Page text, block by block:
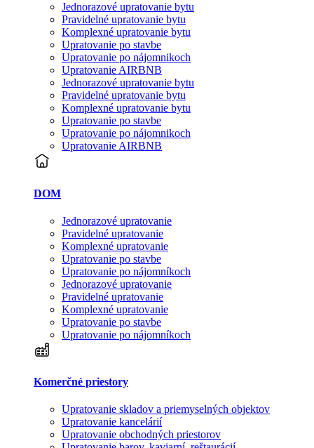
Jednorazové upratovanie bytu
Pravidelné upratovanie bytu
Komplexné upratovanie bytu
Upratovanie po stavbe
Upratovanie po nájomnikoch
Upratovanie AIRBNB
Jednorazové upratovanie bytu
Pravidelné upratovanie bytu
Komplexné upratovanie bytu
Upratovanie po stavbe
Upratovanie po nájomnikoch
Upratovanie AIRBNB
DOM
Jednorazové upratovanie
Pravidelné upratovanie
Komplexné upratovanie
Upratovanie po stavbe
Upratovanie po nájomníkoch
Jednorazové upratovanie
Pravidelné upratovanie
Komplexné upratovanie
Upratovanie po stavbe
Upratovanie po nájomníkoch
Komerčné priestory
Upratovanie skladov a priemyselných objektov
Upratovanie kancelárií
Upratovanie obchodných priestorov